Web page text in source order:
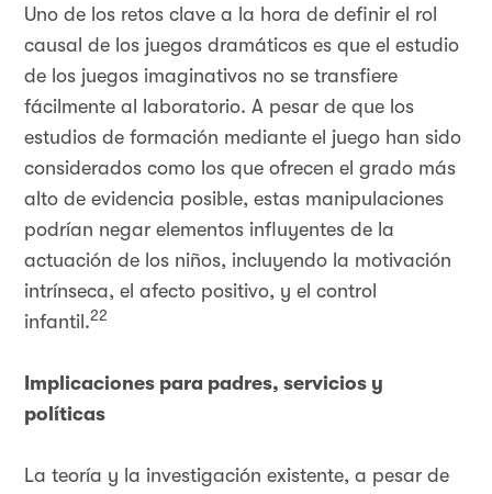
Uno de los retos clave a la hora de definir el rol
causal de los juegos dramáticos es que el estudio
de los juegos imaginativos no se transfiere
fácilmente al laboratorio. A pesar de que los
estudios de formación mediante el juego han sido
considerados como los que ofrecen el grado más
alto de evidencia posible, estas manipulaciones
podrían negar elementos influyentes de la
actuación de los niños, incluyendo la motivación
intrínseca, el afecto positivo, y el control
infantil.22
Implicaciones para padres, servicios y
políticas
La teoría y la investigación existente, a pesar de